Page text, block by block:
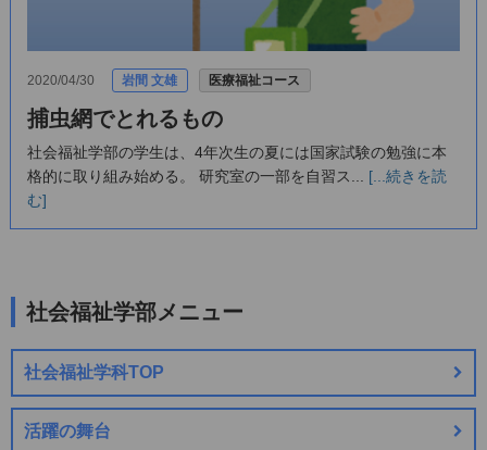
2020/04/30 岩間 文雄 医療福祉コース
捕虫網でとれるもの
社会福祉学部の学生は、4年次生の夏には国家試験の勉強に本
格的に取り組み始める。 研究室の一部を自習ス... [...続きを読
む]
社会福祉学部メニュー
社会福祉学科TOP
活躍の舞台